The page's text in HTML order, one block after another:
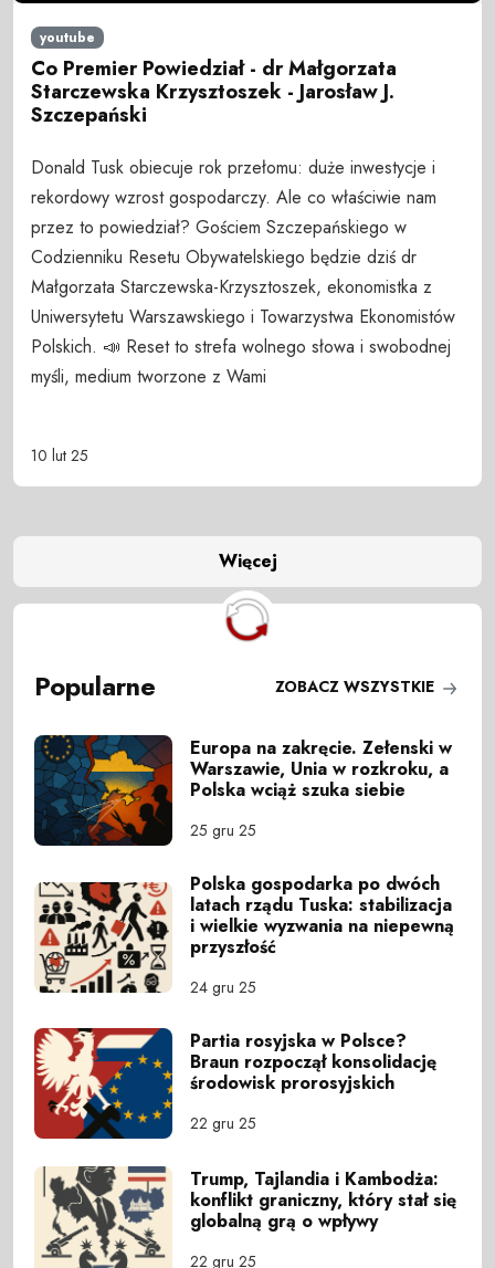
youtube
Co Premier Powiedział - dr Małgorzata
Starczewska Krzysztoszek - Jarosław J.
Szczepański
Donald Tusk obiecuje rok przełomu: duże inwestycje i
rekordowy wzrost gospodarczy. Ale co właściwie nam
przez to powiedział? Gościem Szczepańskiego w
Codzienniku Resetu Obywatelskiego będzie dziś dr
Małgorzata Starczewska-Krzysztoszek, ekonomistka z
Uniwersytetu Warszawskiego i Towarzystwa Ekonomistów
Polskich. 📣 Reset to strefa wolnego słowa i swobodnej
myśli, medium tworzone z Wami
10 lut 25
Więcej
Popularne ZOBACZ WSZYSTKIE
Europa na zakręcie. Zełenski w
Warszawie, Unia w rozkroku, a
Polska wciąż szuka siebie
25 gru 25
Polska gospodarka po dwóch
latach rządu Tuska: stabilizacja
i wielkie wyzwania na niepewną
przyszłość
24 gru 25
Partia rosyjska w Polsce?
Braun rozpoczął konsolidację
środowisk prorosyjskich
22 gru 25
Trump, Tajlandia i Kambodża:
konflikt graniczny, który stał się
globalną grą o wpływy
22 gru 25